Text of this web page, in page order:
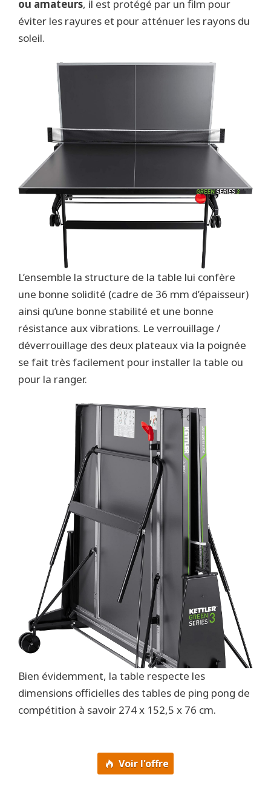
ou amateurs, il est protégé par un film pour
éviter les rayures et pour atténuer les rayons du
soleil.
L’ensemble la structure de la table lui confère
une bonne solidité (cadre de 36 mm d’épaisseur)
ainsi qu’une bonne stabilité et une bonne
résistance aux vibrations. Le verrouillage /
déverrouillage des deux plateaux via la poignée
se fait très facilement pour installer la table ou
pour la ranger.
Bien évidemment, la table respecte les
dimensions officielles des tables de ping pong de
compétition à savoir 274 x 152,5 x 76 cm.
Voir l'offre